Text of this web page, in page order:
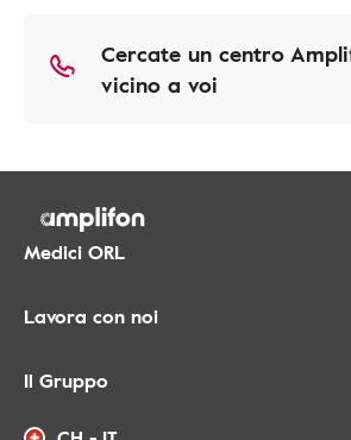
Cercate un centro
vicino a voi
Medici ORL
Lavora con noi
Il Gruppo